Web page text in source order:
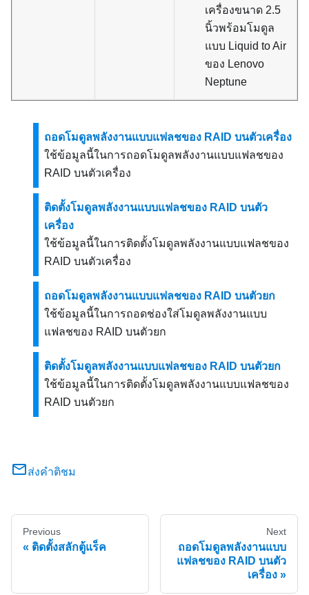
เครื่องขนาด 2.5
นิ้วพร้อมโมดูล
แบบ Liquid to Air
ของ Lenovo
Neptune
ถอดโมดูลพลังงานแบบแฟลชของ RAID บนตัวเครื่อง
ใช้ข้อมูลนี้ในการถอดโมดูลพลังงานแบบแฟลชของ
RAID บนตัวเครื่อง
ติดตั้งโมดูลพลังงานแบบแฟลชของ RAID บนตัว
เครื่อง
ใช้ข้อมูลนี้ในการติดตั้งโมดูลพลังงานแบบแฟลชของ
RAID บนตัวเครื่อง
ถอดโมดูลพลังงานแบบแฟลชของ RAID บนตัวยก
ใช้ข้อมูลนี้ในการถอดช่องใส่โมดูลพลังงานแบบ
แฟลชของ RAID บนตัวยก
ติดตั้งโมดูลพลังงานแบบแฟลชของ RAID บนตัวยก
ใช้ข้อมูลนี้ในการติดตั้งโมดูลพลังงานแบบแฟลชของ
RAID บนตัวยก
ส่งคำติชม
Previous
ติดตั้งสลักตู้แร็ค
Next
ถอดโมดูลพลังงานแบบ
แฟลชของ RAID บนตัว
เครื่อง